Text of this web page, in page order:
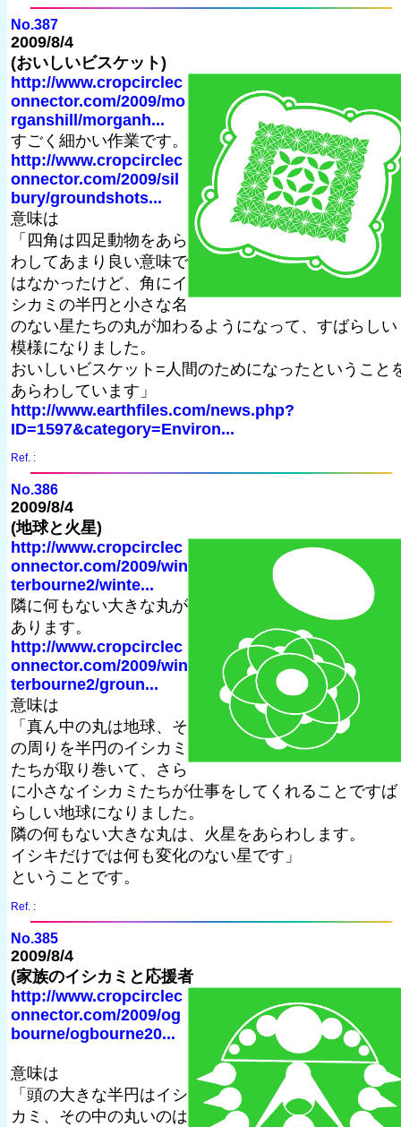
No.387
2009/8/4
(おいしいビスケット)
http://www.cropcirclec
onnector.com/2009/mo
rganshill/morganh...
すごく細かい作業です。
http://www.cropcirclec
onnector.com/2009/sil
bury/groundshots...
意味は
「四角は四足動物をあら
わしてあまり良い意味で
はなかったけど、角にイ
シカミの半円と小さな名
のない星たちの丸が加わるようになって、すばらしい
模様になりました。
おいしいビスケット=人間のためになったということ
あらわしています」
http://www.earthfiles.com/news.php?
ID=1597&category=Environ...
Ref. :
No.386
2009/8/4
(地球と火星)
http://www.cropcirclec
onnector.com/2009/win
terbourne2/winte...
隣に何もない大きな丸が
あります。
http://www.cropcirclec
onnector.com/2009/win
terbourne2/groun...
意味は
「真ん中の丸は地球、そ
の周りを半円のイシカミ
たちが取り巻いて、さら
に小さなイシカミたちが仕事をしてくれることですば
らしい地球になりました。
隣の何もない大きな丸は、火星をあらわします。
イシキだけでは何も変化のない星です」
ということです。
Ref. :
No.385
2009/8/4
(家族のイシカミと応援者
http://www.cropcirclec
onnector.com/2009/og
bourne/ogbourne20...
意味は
「頭の大きな半円はイシ
カミ、その中の丸いのは